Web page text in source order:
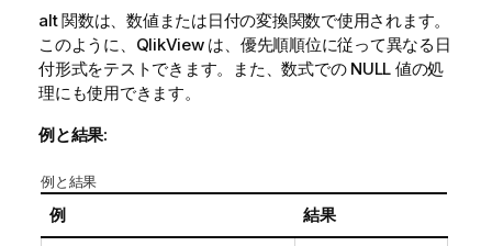
alt関数は、数値または日付の変換関数で使用されます。
このように、 QlikViewは、優先順順位に従って異なる日
付形式をテストできます。また、数式での NULL 値の処
理にも使用できます。
例と結果:
例と結果
例 結果